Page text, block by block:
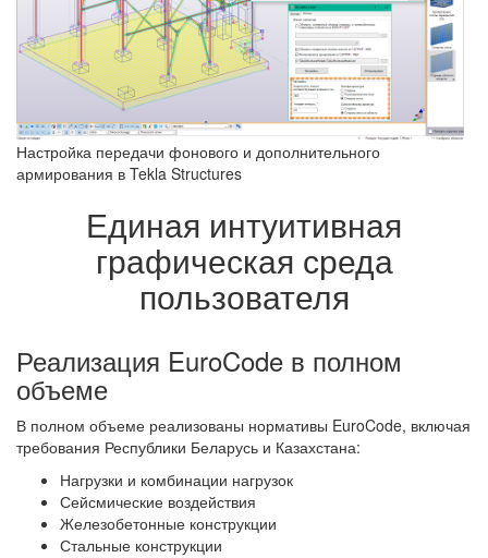
Настройка передачи фонового и дополнительного
армирования в Tekla Structures
Единая интуитивная
графическая среда
пользователя
Реализация EuroCode в полном
объеме
В полном объеме реализованы нормативы EuroCode, включая
требования Республики Беларусь и Казахстана:
Нагрузки и комбинации нагрузок
Сейсмические воздействия
Железобетонные конструкции
Стальные конструкции